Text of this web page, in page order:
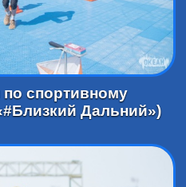
спортивному
Дальний»)